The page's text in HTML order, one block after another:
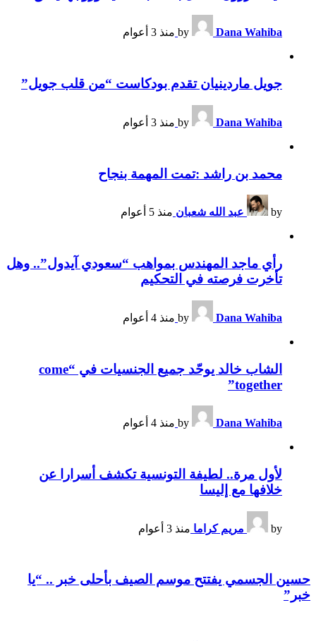
by Dana Wahiba منذ 3 أعوام
جويل ماردينيان تقدم بودكاست “من قلب جويل”
by Dana Wahiba منذ 3 أعوام
محمد بن راشد :تمت المهمة بنجاح
by عبد الله شعبان منذ 5 أعوام
رأي ماجد المهندس بمواهب “سعودي آيدول”.. وهل
تأخرت فرصته في التحكيم
by Dana Wahiba منذ 4 أعوام
الشاب خالد يوحّد جميع الجنسيات في “come
together”
by Dana Wahiba منذ 4 أعوام
لأول مرة.. لطيفة التونسية تكشف أسرارا عن
خلافها مع إليسا
by مريم كراما منذ 3 أعوام
حسين الجسمي يفتتح موسم الصيف بأحلى خبر .. “يا
خبر”